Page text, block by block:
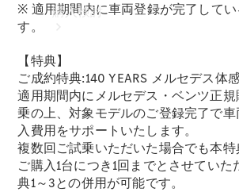
購入検討
オンライン
ショールー
※ 適用期間内に車両登録が完了してい
す。
【特典】
ご成約特典:140 YEARS メルセデス体
適用期間内にメルセデス・ベンツ正
乗の上、対象モデルのご登録完了で
入費用をサポートいたします。
複数回ご試乗いただいた場合でも本
ご購入1台につき1回までとさせてい
典1～3との併用が可能です。